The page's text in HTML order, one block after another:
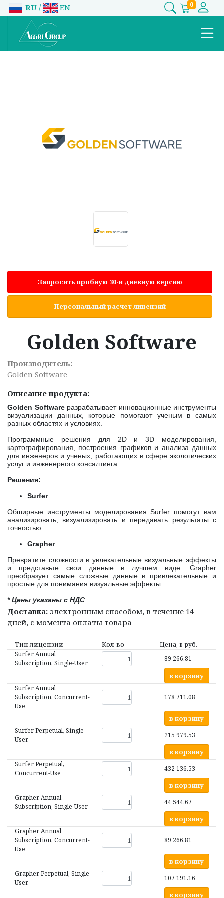
RU / EN 0
Запросить пробную 30-и дневную версию
Персональный расчет лицензий
Golden Software
Производитель:
Golden Software
Описание продукта:
Golden Softwareразрабатывает инновационные инструменты
визуализации данных, которые помогают ученым в самых
разных областях и условиях.
Программные решения для 2D и 3D моделирования,
картографирования, построения графиков и анализа данных
для инженеров и ученых, работающих в сфере экологических
услуг и инженерного консалтинга.
Решения:
Surfer
Обширные инструменты моделирования Surfer помогут вам
анализировать, визуализировать и передавать результаты с
точностью.
Grapher
Превратите сложности в увлекательные визуальные эффекты
и представьте свои данные в лучшем виде. Grapher
преобразует самые сложные данные в привлекательные и
простые для понимания визуальные эффекты.
* Цены указаны с НДС
Доставка: электронным способом, в течение 14
дней, с момента оплаты товара
Тип лицензии Кол‑во
Цена, в руб.
Surfer Annual
Subscription, Single-User
89 266.81
в корзину
Surfer Annual
Subscription, Concurrent-
Use
178 711.08
в корзину
Surfer Perpetual, Single-
User
215 979.53
в корзину
Surfer Perpetual,
Concurrent-Use
432 136.53
в корзину
Grapher Annual
Subscription, Single-User
44 544.67
в корзину
Grapher Annual
Subscription, Concurrent-
Use
89 266.81
в корзину
Grapher Perpetual, Single-
User
107 191.16
в корзину